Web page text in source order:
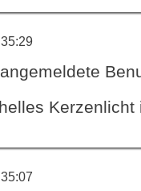
Kerzenlicht